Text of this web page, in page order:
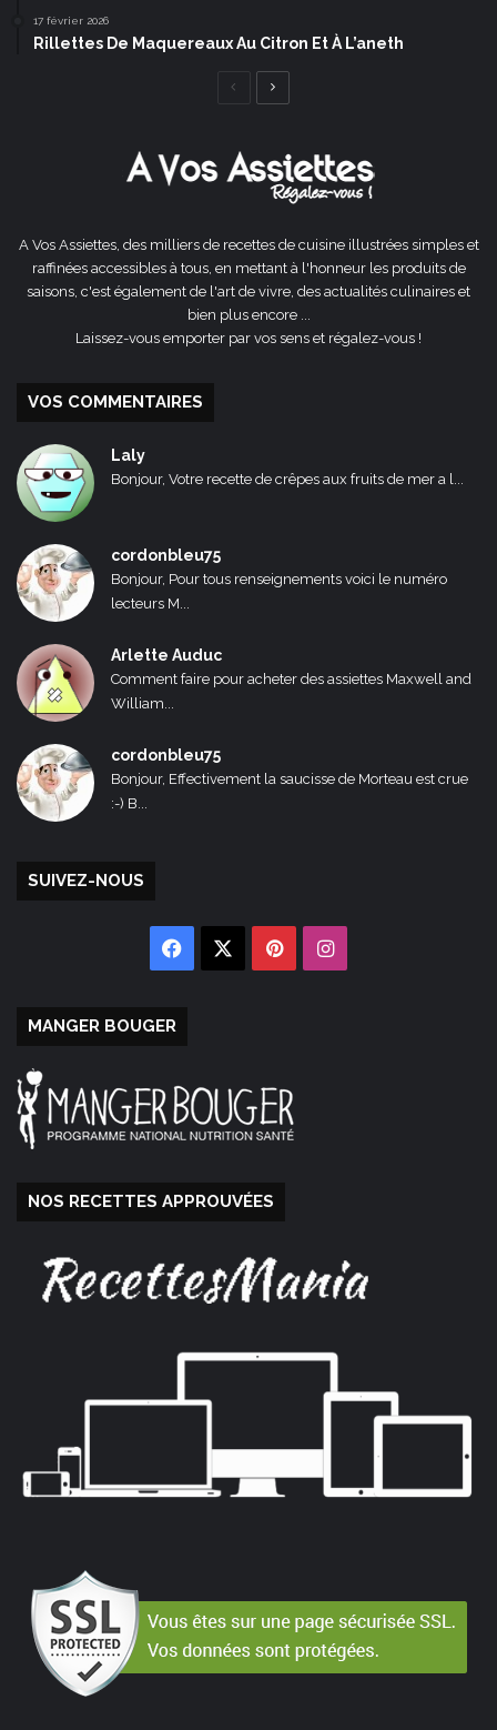
17 février 2026
Rillettes De Maquereaux Au Citron Et À L’aneth
Page
A Vos Assiettes, des milliers de recettes de cuisine illustrées simples et
raffinées accessibles à tous, en mettant à l'honneur les produits de
saisons, c'est également de l'art de vivre, des actualités culinaires et
bien plus encore ...
Laissez-vous emporter par vos sens et régalez-vous !
VOS COMMENTAIRES
Laly
Bonjour, Votre recette de crêpes aux fruits de mer a l...
cordonbleu75
Bonjour, Pour tous renseignements voici le numéro
lecteurs M...
Arlette Auduc
Comment faire pour acheter des assiettes Maxwell and
William...
cordonbleu75
Bonjour, Effectivement la saucisse de Morteau est crue
:-) B...
SUIVEZ-NOUS
Facebook PinterestInstagram
MANGER BOUGER
NOS RECETTES APPROUVÉES